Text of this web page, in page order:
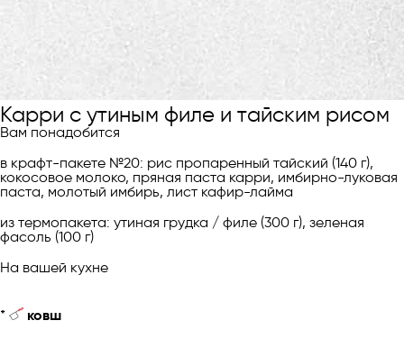
Карри с утиным филе и тайским рисом
Вам понадобится
в крафт-пакете №20: рис пропаренный тайский (140 г),
кокосовое молоко, пряная паста карри, имбирно-луковая
паста, молотый имбирь, лист кафир-лайма
из термопакета: утиная грудка / филе (300 г), зеленая
фасоль (100 г)
На вашей кухне
* ковш